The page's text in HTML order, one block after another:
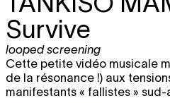
Survive
looped screening
Cette petite vidéo musicale
de la résonance !) aux
manifestants « fallistes »